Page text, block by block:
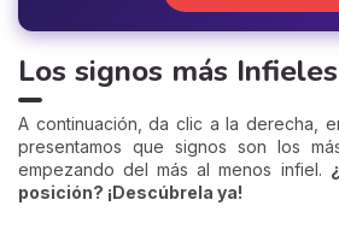
Los signos más Infieles
A continuación, da clic a la derecha,
presentamos que signos son los
empezando del más al menos infiel.
posición? ¡Descúbrela ya!